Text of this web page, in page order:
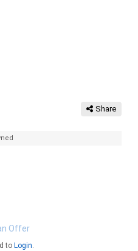
Share
Offer
to Login.